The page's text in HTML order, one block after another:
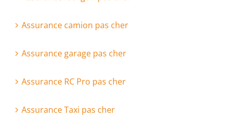
Assurance camion pas cher
Assurance garage pas cher
Assurance RC Pro pas cher
Assurance Taxi pas cher